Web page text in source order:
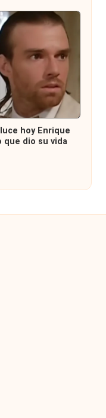
hoy Enrique
que dio su vida